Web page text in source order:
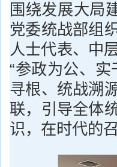
围绕发展大局
党委统战部组
人士代表、中
“参政为公、
寻根、统战溯
联，引导全体
识，在时代的